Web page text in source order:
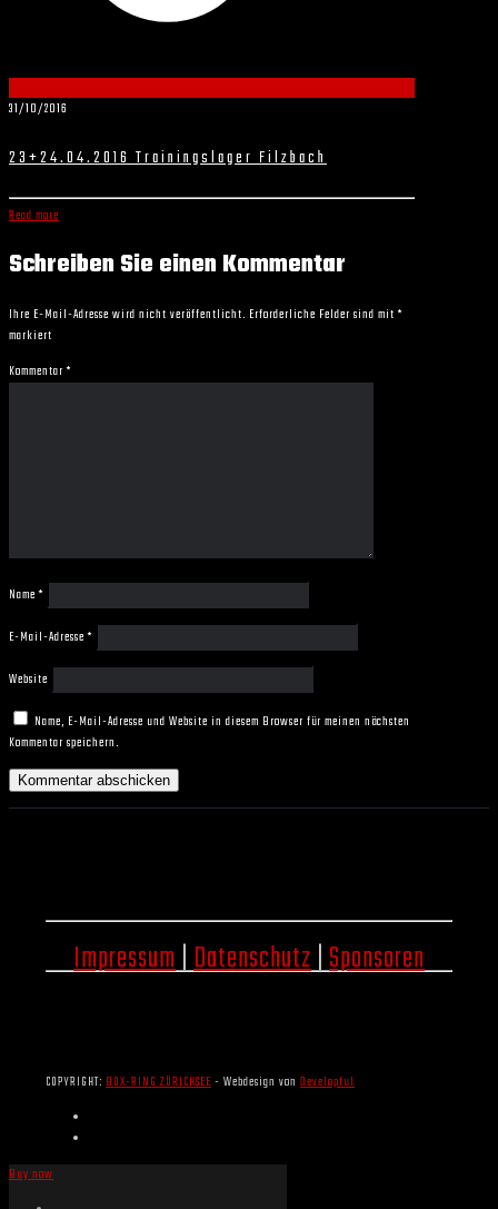
31/10/2016
23+24.04.2016 Trainingslager Filzbach
Read more
Schreiben Sie einen Kommentar
Ihre E-Mail-Adresse wird nicht veröffentlicht. Erforderliche Felder sind mit*
markiert
Kommentar*
Name*
E-Mail-Adresse*
Website
Name, E-Mail-Adresse und Website in diesem Browser für meinen nächsten
Kommentar speichern.
Impressum|Datenschutz|Sponsoren
COPYRIGHT: BOX-RING ZÜRICHSEE- Webdesign von Developful
Buy now